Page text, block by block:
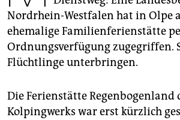
epaper login
Nordrhein-Westfalen hat in Olpe
ehemalige Familienferienstätte
Ordnungsverfügung zugegriffen.
Flüchtlinge unterbringen.
Die Ferienstätte Regenbogenland
Kolpingwerks war erst kürzlich